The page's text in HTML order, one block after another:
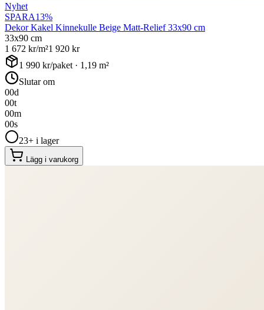
Nyhet
SPARA13%
Dekor Kakel Kinnekulle Beige Matt-Relief 33x90 cm
33x90 cm
1 672 kr/m²1 920 kr
1 990 kr/paket · 1,19 m²
Slutar om
00d
00t
00m
00s
23+ i lager
Lägg i varukorg